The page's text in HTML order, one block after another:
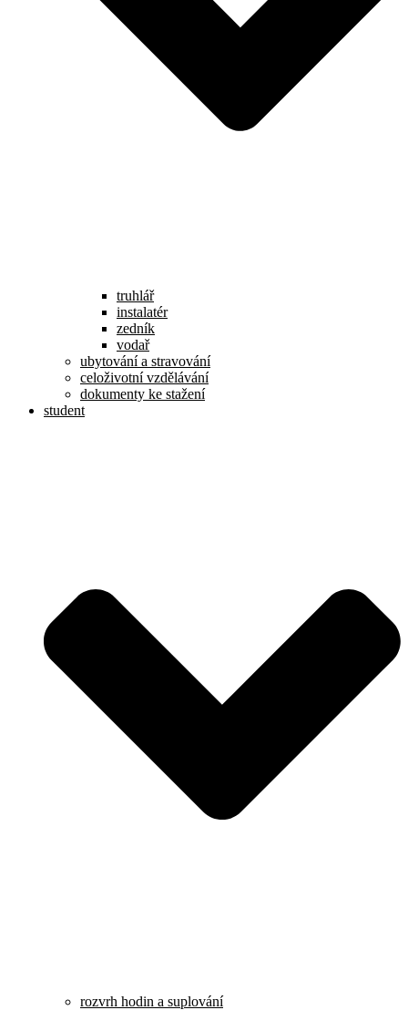
truhlář
instalatér
zedník
vodař
ubytování a stravování
celoživotní vzdělávání
dokumenty ke stažení
student
rozvrh hodin a suplování